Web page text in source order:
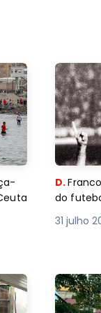
D.
do
31 julho